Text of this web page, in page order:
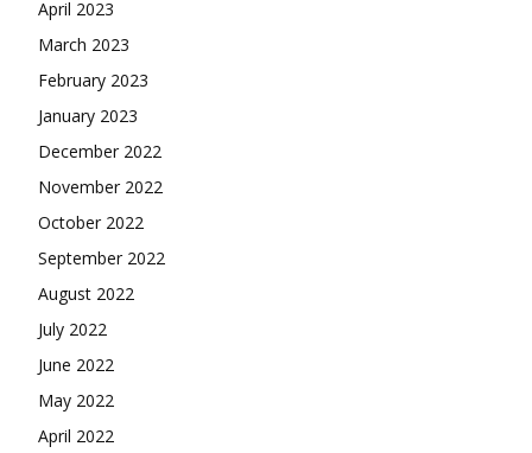
April 2023
March 2023
February 2023
January 2023
December 2022
November 2022
October 2022
September 2022
August 2022
July 2022
June 2022
May 2022
April 2022